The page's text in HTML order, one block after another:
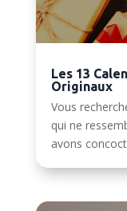
Les 13
Originaux
Vous
qui ne
avons